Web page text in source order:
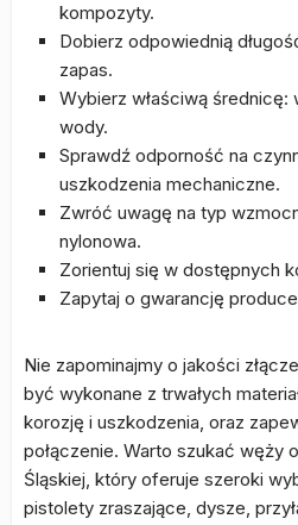
kompozyty.
Dobierz odpowiednią
zapas.
Wybierz właściwą średnicę:
wody.
Sprawdź odporność na
uszkodzenia mechaniczne.
Zwróć uwagę na typ
nylonowa.
Zorientuj się w dostępnych
Zapytaj o gwarancję
Nie zapominajmy o jakości
być wykonane z trwałych
korozję i uszkodzenia, oraz
połączenie. Warto szukać węży
Śląskiej, który oferuje szeroki
pistolety zraszające, dysze,